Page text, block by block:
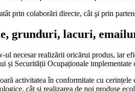
prin colaborări directe, cât şi prin
grunduri, lacuri,
ul necesar realizării oricărui produs, iar
și Securității Ocupaționale implementate
activitatea în conformitate cu
cât și realizarea de noi produse